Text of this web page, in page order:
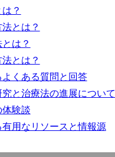
？
とは？
は？
とは？
くある質問と回答
と治療法の進展について
体験談
用なリソースと情報源